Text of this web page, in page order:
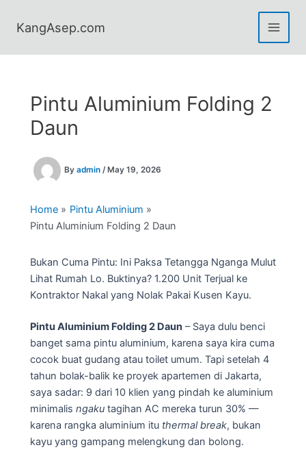
KangAsep.com
Pintu Aluminium Folding 2
Daun
By admin / May 19, 2026
Home
Pintu Aluminium
Pintu Aluminium Folding 2 Daun
Bukan Cuma Pintu: Ini Paksa Tetangga Nganga Mulut
Lihat Rumah Lo. Buktinya? 1.200 Unit Terjual ke
Kontraktor Nakal yang Nolak Pakai Kusen Kayu.
Pintu Aluminium Folding 2 Daun – Saya dulu benci
banget sama pintu aluminium, karena saya kira cuma
cocok buat gudang atau toilet umum. Tapi setelah 4
tahun bolak-balik ke proyek apartemen di Jakarta,
saya sadar: 9 dari 10 klien yang pindah ke aluminium
minimalis ngaku tagihan AC mereka turun 30% —
karena rangka aluminium itu thermal break, bukan
kayu yang gampang melengkung dan bolong.